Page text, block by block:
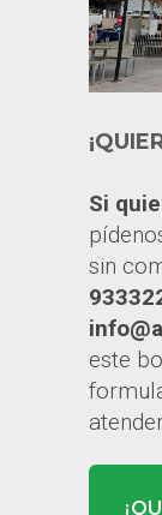
Si
sin
este